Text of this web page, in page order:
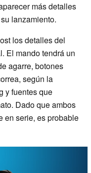
más detalles
lanzamiento.
los detalles del
El mando tendrá un
agarre, botones
según la
y fuentes que
Dado que ambos
en serie, es probable